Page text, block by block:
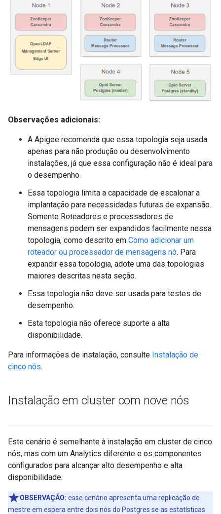
Observações adicionais:
A Apigee recomenda que essa topologia seja usada
apenas para não produção ou desenvolvimento
instalações, já que essa configuração não é ideal para
o desempenho.
Essa topologia limita a capacidade de escalonar a
implantação para necessidades futuras de expansão.
Somente Roteadores e processadores de
mensagens podem ser expandidos facilmente nessa
topologia, como descrito em Como adicionar um
roteador ou processador de mensagens nó. Para
expandir essa topologia, adote uma das topologias
maiores descritas nesta seção.
Essa topologia não deve ser usada para testes de
desempenho.
Esta topologia não oferece suporte a alta
disponibilidade.
Para informações de instalação, consulte Instalação de
cinco nós.
Instalação em cluster com nove nós
Este cenário é semelhante à instalação em cluster de cinco
nós, mas com um Analytics diferente e os componentes
configurados para alcançar alto desempenho e alta
disponibilidade.
OBSERVAÇÃO: esse cenário apresenta uma replicação de
mestre em espera entre dois nós do Postgres se as estatísticas